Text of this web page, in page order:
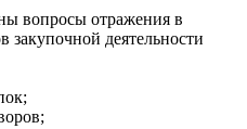
вопросы отражения в
закупочной деятельности